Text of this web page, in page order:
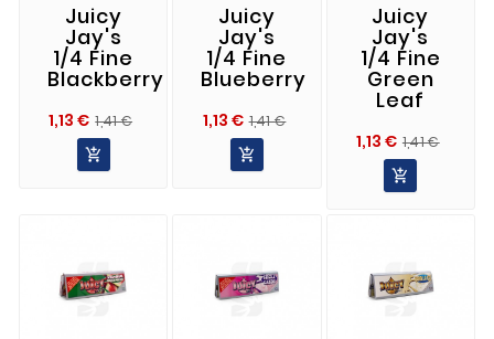
Juicy
Jay's
1/4 Fine
Blackberry
1,13 € 1,41 €

Juicy
Jay's
1/4 Fine
Blueberry
1,13 € 1,41 €
Normal

Juicy
Jay's
1/4 Fine
Green
Leaf
1,13 € 1,41 €
